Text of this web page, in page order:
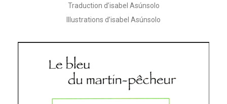
Traduction d’isabel Asúnsolo
Illustrations d’isabel Asúnsolo